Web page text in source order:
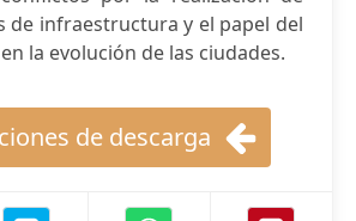
de infraestructura y el papel del
la evolución de las ciudades.
de descarga